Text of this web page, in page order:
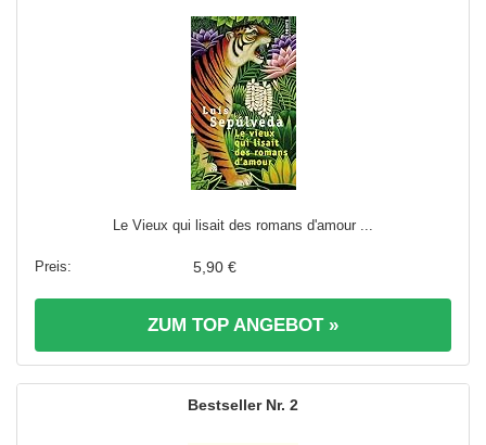
Le Vieux qui lisait des romans d'amour ...
5,90 €
ZUM TOP ANGEBOT »
2